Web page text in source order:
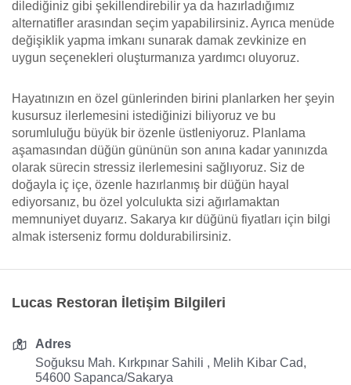
dilediğiniz gibi şekillendirebilir ya da hazırladığımız
alternatifler arasından seçim yapabilirsiniz. Ayrıca menüde
değişiklik yapma imkanı sunarak damak zevkinize en
uygun seçenekleri oluşturmanıza yardımcı oluyoruz.
Hayatınızın en özel günlerinden birini planlarken her şeyin
kusursuz ilerlemesini istediğinizi biliyoruz ve bu
sorumluluğu büyük bir özenle üstleniyoruz. Planlama
aşamasından düğün gününün son anına kadar yanınızda
olarak sürecin stressiz ilerlemesini sağlıyoruz. Siz de
doğayla iç içe, özenle hazırlanmış bir düğün hayal
ediyorsanız, bu özel yolculukta sizi ağırlamaktan
memnuniyet duyarız. Sakarya kır düğünü fiyatları için bilgi
almak isterseniz formu doldurabilirsiniz.
Lucas Restoran İletişim Bilgileri
Adres
Soğuksu Mah. Kırkpınar Sahili , Melih Kibar Cad,
54600 Sapanca/Sakarya